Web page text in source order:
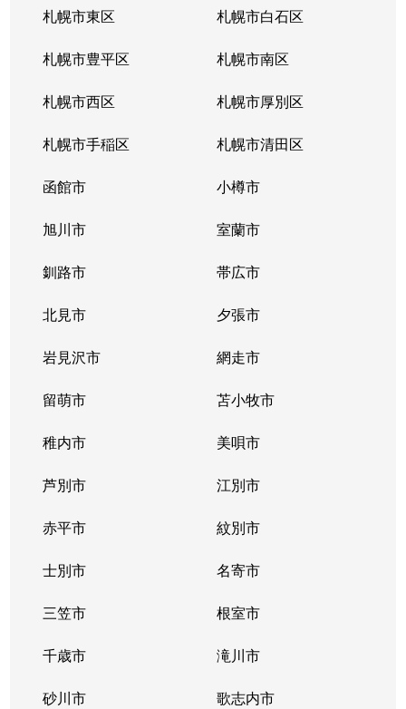
札幌市東区 札幌市白石区
札幌市豊平区 札幌市南区
札幌市西区 札幌市厚別区
札幌市手稲区 札幌市清田区
函館市 小樽市
旭川市 室蘭市
釧路市 帯広市
北見市 夕張市
岩見沢市 網走市
留萌市 苫小牧市
稚内市 美唄市
芦別市 江別市
赤平市 紋別市
士別市 名寄市
三笠市 根室市
千歳市 滝川市
砂川市 歌志内市